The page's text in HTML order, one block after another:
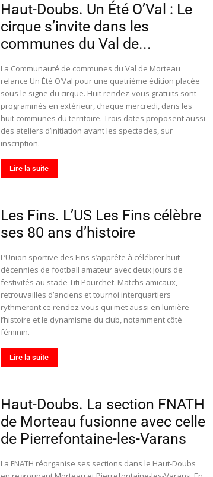
Haut-Doubs. Un Été O’Val : Le
cirque s’invite dans les
communes du Val de...
La Communauté de communes du Val de Morteau
relance Un Été O’Val pour une quatrième édition placée
sous le signe du cirque. Huit rendez-vous gratuits sont
programmés en extérieur, chaque mercredi, dans les
huit communes du territoire. Trois dates proposent aussi
des ateliers d’initiation avant les spectacles, sur
inscription.
Lire la suite
Les Fins. L’US Les Fins célèbre
ses 80 ans d’histoire
L’Union sportive des Fins s’apprête à célébrer huit
décennies de football amateur avec deux jours de
festivités au stade Titi Pourchet. Matchs amicaux,
retrouvailles d’anciens et tournoi interquartiers
rythmeront ce rendez-vous qui met aussi en lumière
l’histoire et le dynamisme du club, notamment côté
féminin.
Lire la suite
Haut-Doubs. La section FNATH
de Morteau fusionne avec celle
de Pierrefontaine-les-Varans
La FNATH réorganise ses sections dans le Haut-Doubs